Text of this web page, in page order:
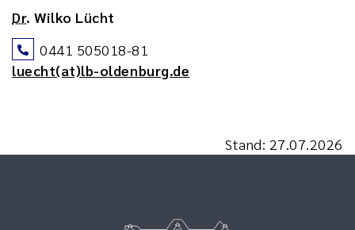
Dr. Wilko Lücht
0441 505018-81
luecht(at)lb-oldenburg.de
Stand: 27.07.2026